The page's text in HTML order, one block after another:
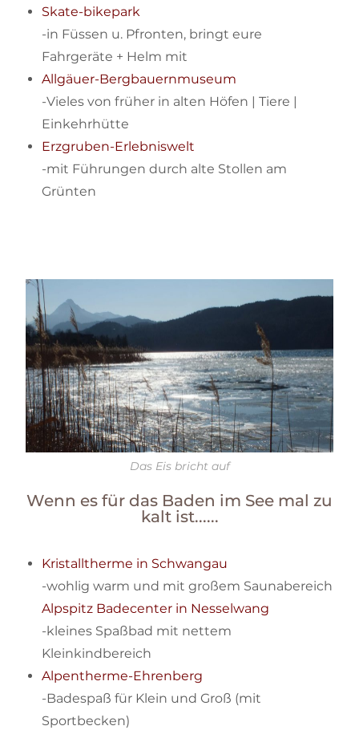
Skate-bikepark
-in Füssen u. Pfronten, bringt eure
Fahrgeräte + Helm mit
Allgäuer-Bergbauernmuseum
-Vieles von früher in alten Höfen | Tiere |
Einkehrhütte
Erzgruben-Erlebniswelt
-mit Führungen durch alte Stollen am
Grünten
Das Eis bricht auf
Wenn es für das Baden im See mal zu
kalt ist......
Kristalltherme in Schwangau
-wohlig warm und mit großem Saunabereich
Alpspitz Badecenter in Nesselwang
-kleines Spaßbad mit nettem
Kleinkindbereich
Alpentherme-Ehrenberg
-Badespaß für Klein und Groß (mit
Sportbecken)